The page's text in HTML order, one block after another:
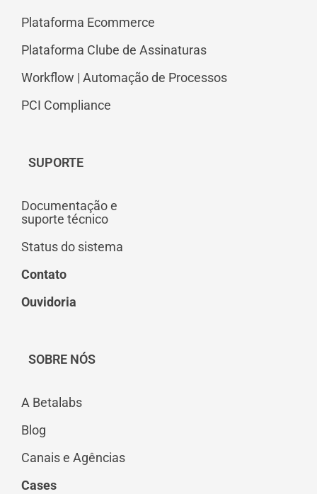
Plataforma Ecommerce
Plataforma Clube de Assinaturas
Workflow | Automação de Processos
PCI Compliance
SUPORTE
Documentação e
suporte técnico
Status do sistema
Contato
Ouvidoria
SOBRE NÓS
A Betalabs
Blog
Canais e Agências
Cases